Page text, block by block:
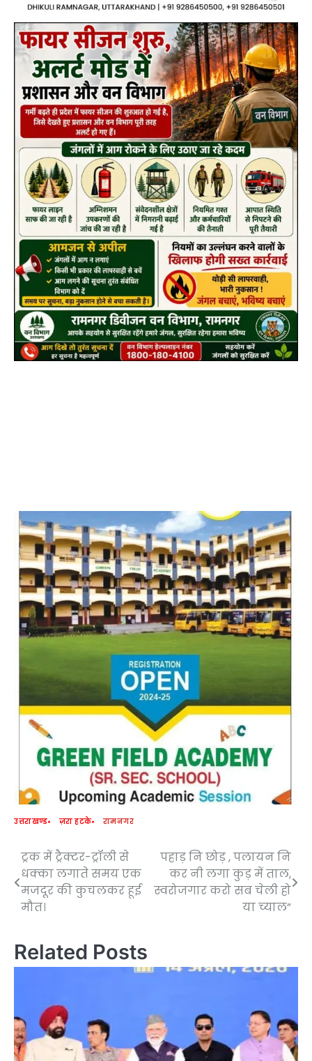
उत्तराखण्ड ज़रा हटके रामनगर
Post
navigation
ट्रक में ट्रैक्टर-ट्रॉली से
धक्का लगाते समय एक
मजदूर की कुचलकर हूई
मौत।
पहाड़ नि छोड़ , पलायन नि
कर नी लगा कुड़ में ताल,
स्वरोजगार करो सब चेली हो
या च्याल”
Related Posts